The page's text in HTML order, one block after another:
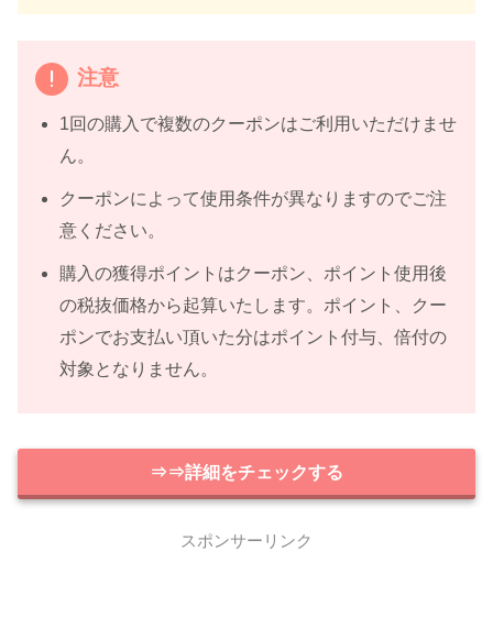
注意
1回の購入で複数のクーポンはご利用いただけませ
ん。
クーポンによって使用条件が異なりますのでご注
意ください。
購入の獲得ポイントはクーポン、ポイント使用後
の税抜価格から起算いたします。ポイント、クー
ポンでお支払い頂いた分はポイント付与、倍付の
対象となりません。
⇒⇒詳細をチェックする
スポンサーリンク